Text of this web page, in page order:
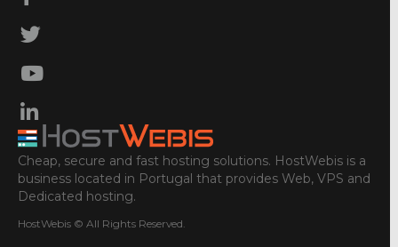
Cheap, secure and fast hosting solutions. HostWebis is a
business located in Portugal that provides Web, VPS and
Dedicated hosting.
HostWebis © All Rights Reserved.